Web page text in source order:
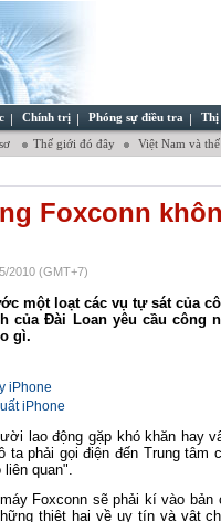
Chính trị Phóng sự điều tra Thị
Thế giới đó đây Việt Nam và
Foxconn
2010 (GMT+7)
một loạt các vụ tự sát của
của Đài Loan yêu cầu công
gì.
iPhone
iPhone
lao động gặp khó khăn hay
ta phải gọi điện đến Trung tâm
quan".
Foxconn sẽ phải kí vào
thiệt hại về uy tín và vật